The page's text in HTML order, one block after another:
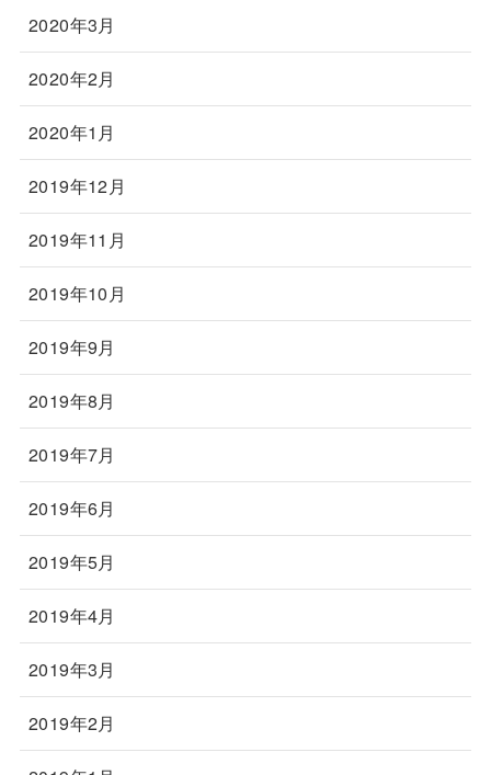
2020年3月
2020年2月
2020年1月
2019年12月
2019年11月
2019年10月
2019年9月
2019年8月
2019年7月
2019年6月
2019年5月
2019年4月
2019年3月
2019年2月